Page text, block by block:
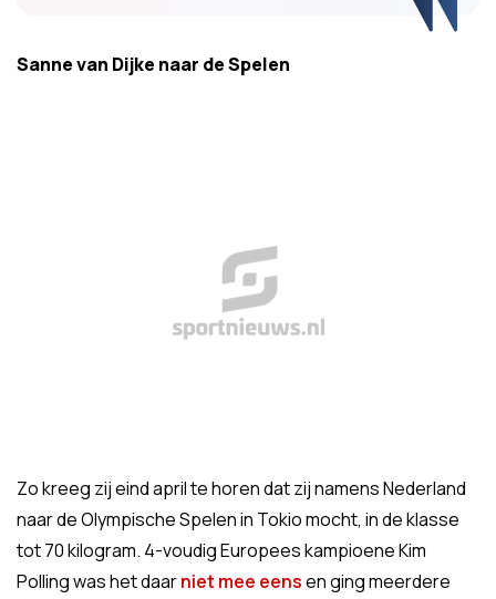
Sanne van Dijke naar de Spelen
Zo kreeg zij eind april te horen dat zij namens Nederland
naar de Olympische Spelen in Tokio mocht, in de klasse
tot 70 kilogram. 4-voudig Europees kampioene Kim
Polling was het daarniet mee eensen ging meerdere